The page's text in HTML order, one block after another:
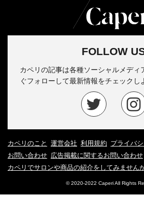
FOLLOW
カペリの記事は各種ソーシャルメディ
ぐフォローして最新情報をチェックし
カペリのこと 運営会社 利用規約 プライバ
お問い合わせ 広告掲載に関するお問い合わせ
カペリでサロンや商品の紹介をしてみません
© 2020-2022 Caperi All Rights